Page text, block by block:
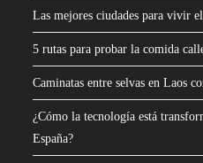
Las mejores ciudades para vivir
5 rutas para probar la comida
Caminatas entre selvas en Laos
¿Cómo la tecnología está
España?